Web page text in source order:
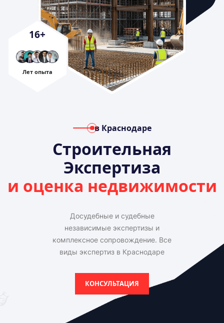
в Краснодаре
Строительная
Экспертиза
и оценка недвижимости
Досудебные и судебные
независимые экспертизы и
комплексное сопровождение. Все
виды экспертиз в Краснодаре
КОНСУЛЬТАЦИЯ
16+
Лет опыта